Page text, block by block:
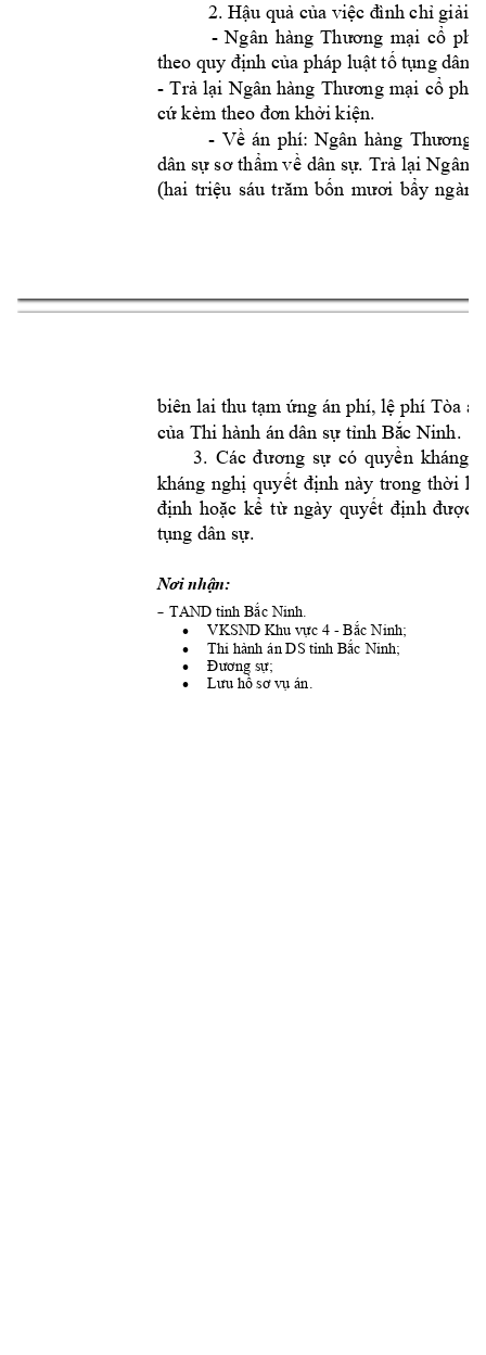
2. Hậu quả của việc đình chỉ giải
- Ngân hàng Thương mại cổ
theo quy định của pháp luật tố tụng dân
- Trả lại Ngân hàng Thương mại cổ
cứ kèm theo đơn khởi kiện.
- Về án phí: Ngân hàng Thương
dân sự sơ thẩm về dân sự. Trả lại Ngân
(hai triệu sáu trăm bốn mươi bẩy ngàn
biên lai thu tạm ứng án phí, lệ phí Tòa
của Thi hành án dân sự tỉnh Bắc Ninh.
3. Các đương sự có quyền kháng
kháng nghị quyết định này trong thời
định hoặc kể từ ngày quyết định được
tụng dân sự.
Nơi nhận:
- TAND tỉnh Bắc Ninh.
• VKSND Khu vực 4 - Bắc Ninh;
• Thi hành án DS tỉnh Bắc Ninh;
• Đương sự;
• Lưu hồ sơ vụ án.